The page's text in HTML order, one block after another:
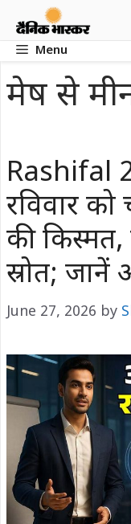
contentMenu
मेष से
Rashifal
रविवार
की
स्रोत; जानें
June 27, 2026 by